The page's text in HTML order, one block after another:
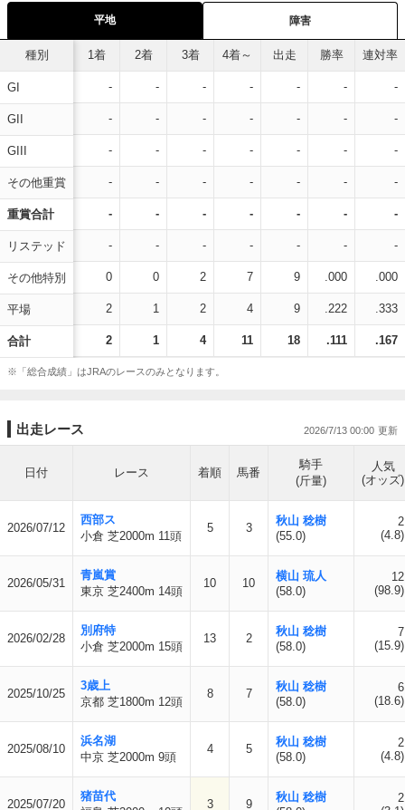
平地 障害
種別
GI
GII
GIII
その他重賞
重賞合計
リステッド
その他特別
平場
合計
1着 2着 3着 4着～ 出走 勝率 連対率
- - - - - - -
- - - - - - -
- - - - - - -
- - - - - - -
- - - - - - -
- - - - - - -
0 0 2 7 9 .000 .000
2 1 2 4 9 .222 .333
2 1 4 11 18 .111 .167
※「総合成績」はJRAのレースのみとなります。
出走レース 2026/7/13 00:00
日付 レース 着順 馬番
騎手
(斤量)
人気
(オッズ)
2026/07/12
西部ス
小倉 芝2000m 11頭
5 3
秋山 稔樹
(55.0)
2
(4.8)
2026/05/31
青嵐賞
東京 芝2400m 14頭
10 10
横山 琉人
(58.0)
12
(98.9)
2026/02/28
別府特
小倉 芝2000m 15頭
13 2
秋山 稔樹
(58.0)
7
(15.9)
2025/10/25
3歳上
京都 芝1800m 12頭
8 7
秋山 稔樹
(58.0)
6
(18.6)
2025/08/10
浜名湖
中京 芝2000m 9頭
4 5
秋山 稔樹
(58.0)
2
(4.8)
2025/07/20
猪苗代
3 9
秋山 稔樹
2